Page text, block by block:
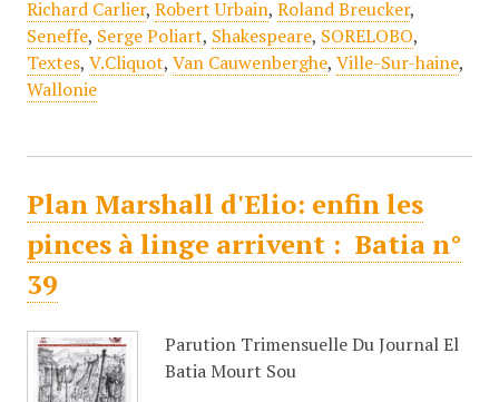
Richard Carlier, Robert Urbain, Roland Breucker,
Seneffe, Serge Poliart, Shakespeare, SORELOBO,
Textes, V.Cliquot, Van Cauwenberghe, Ville-Sur-haine,
Wallonie
Plan Marshall d'Elio: enfin les
pinces à linge arrivent : Batia n°
39
Parution Trimensuelle Du Journal El
Batia Mourt Sou